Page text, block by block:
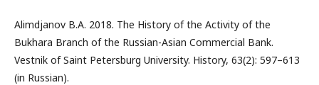
Alimdjanov B.A. 2018. The History of the Activity of the
Bukhara Branch of the Russian-Asian Commercial Bank.
Vestnik of Saint Petersburg University. History, 63(2): 597–613
(in Russian).